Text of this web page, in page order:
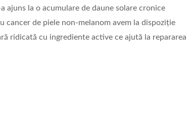
ajuns la o acumulare de daune solare cronice
cancer de piele non-melanom avem la dispoziție
ridicată cu ingrediente active ce ajută la repararea